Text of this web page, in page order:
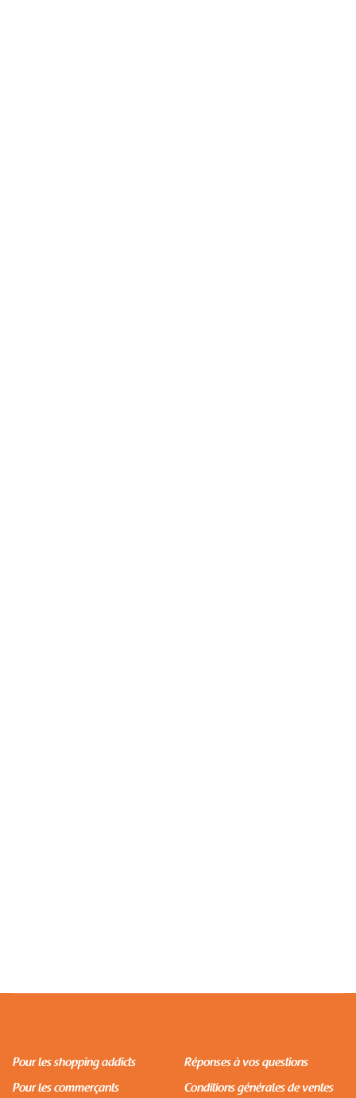
Pour les shopping addicts
Pour les commerçants
Réponses à vos questions
Conditions générales de ventes